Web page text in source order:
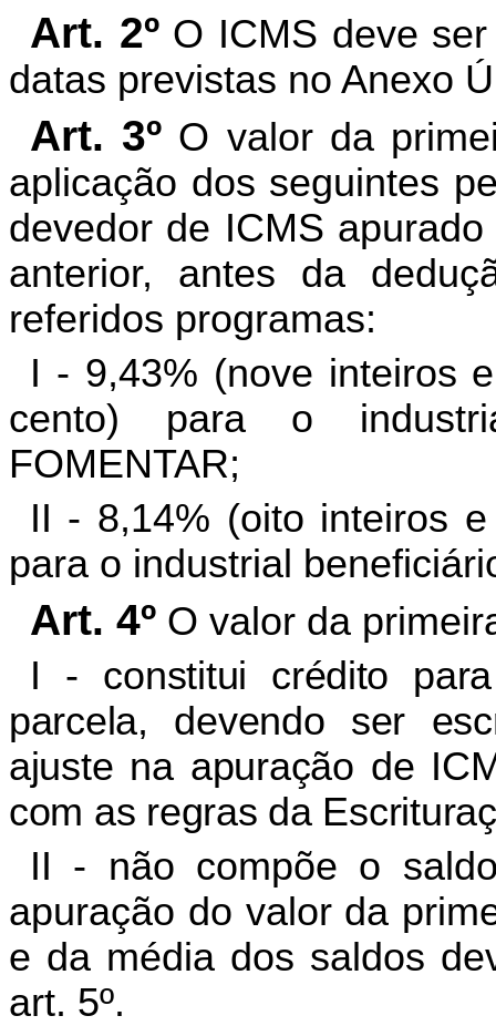
Art. 2ºO ICMS deve ser
datas previstas no Anexo
Art. 3º O valor da
aplicação dos seguintes
devedor de ICMS
anterior, antes da
referidos programas:
I - 9,43% (nove inteiros
cento) para o
FOMENTAR;
II - 8,14% (oito inteiros
para o industrial
Art. 4ºO valor da
I - constitui crédito
parcela, devendo ser
ajuste na apuração de
com as regras da
II - não compõe o
apuração do valor da
e da média dos saldos
art. 5º.